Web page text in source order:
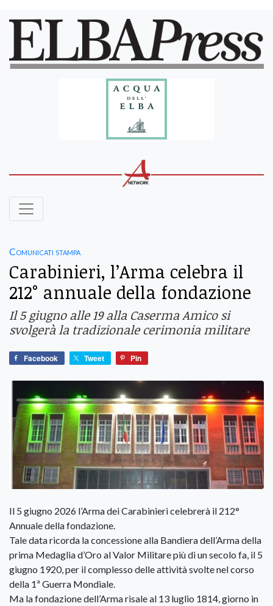
Comunicati stampa
Carabinieri, l’Arma celebra il
212° annuale della fondazione
Il 5 giugno alle 19 alla Caserma Amico si
svolgerà la tradizionale cerimonia militare
Facebook Tweet Pin
Il 5 giugno 2026 l’Arma dei Carabinieri celebrerà il 212°
Annuale della fondazione.
Tale data ricorda la concessione alla Bandiera dell’Arma della
prima Medaglia d’Oro al Valor Militare più di un secolo fa, il 5
giugno 1920, per il complesso delle attività svolte nel corso
della 1ª Guerra Mondiale.
Ma la fondazione dell’Arma risale al 13 luglio 1814, giorno in